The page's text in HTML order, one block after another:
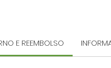
E REEMBOLSO